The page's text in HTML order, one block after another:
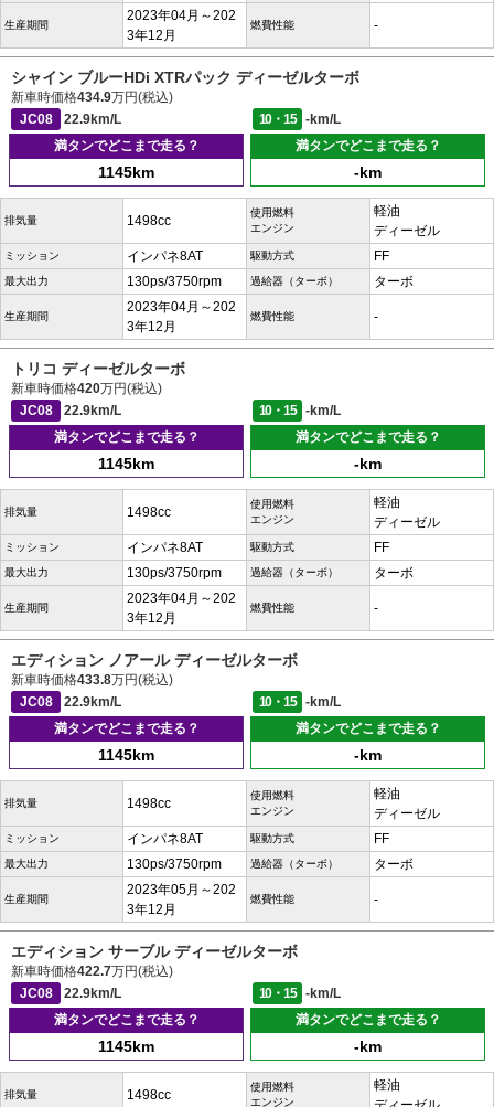
生産期間
2023年04月～202
3年12月
燃費性能 -
シャイン ブルーHDi XTRパック ディーゼルターボ
新車時価格434.9万円(税込)
JC08
22.9km/L 10・15
-km/L
満タンでどこまで走る？
1145km
満タンでどこまで走る？
-km
排気量 1498cc
使用燃料
エンジン
軽油
ディーゼル
ミッション インパネ8AT 駆動方式 FF
最大出力 130ps/3750rpm 過給器（ターボ） ターボ
生産期間
2023年04月～202
3年12月
燃費性能 -
トリコ ディーゼルターボ
新車時価格420万円(税込)
JC08
22.9km/L 10・15
-km/L
満タンでどこまで走る？
1145km
満タンでどこまで走る？
-km
排気量 1498cc
使用燃料
エンジン
軽油
ディーゼル
ミッション インパネ8AT 駆動方式 FF
最大出力 130ps/3750rpm 過給器（ターボ） ターボ
生産期間
2023年04月～202
3年12月
燃費性能 -
エディション ノアール ディーゼルターボ
新車時価格433.8万円(税込)
JC08
22.9km/L 10・15
-km/L
満タンでどこまで走る？
1145km
満タンでどこまで走る？
-km
排気量 1498cc
使用燃料
エンジン
軽油
ディーゼル
ミッション インパネ8AT 駆動方式 FF
最大出力 130ps/3750rpm 過給器（ターボ） ターボ
生産期間
2023年05月～202
3年12月
燃費性能 -
エディション サーブル ディーゼルターボ
新車時価格422.7万円(税込)
JC08
22.9km/L 10・15
-km/L
満タンでどこまで走る？
1145km
満タンでどこまで走る？
-km
排気量 1498cc
使用燃料
エンジン
軽油